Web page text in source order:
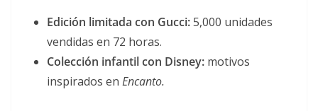
Edición limitada con Gucci:5,000 unidades
vendidas en 72 horas.
Colección infantil con Disney: motivos
inspirados en Encanto.